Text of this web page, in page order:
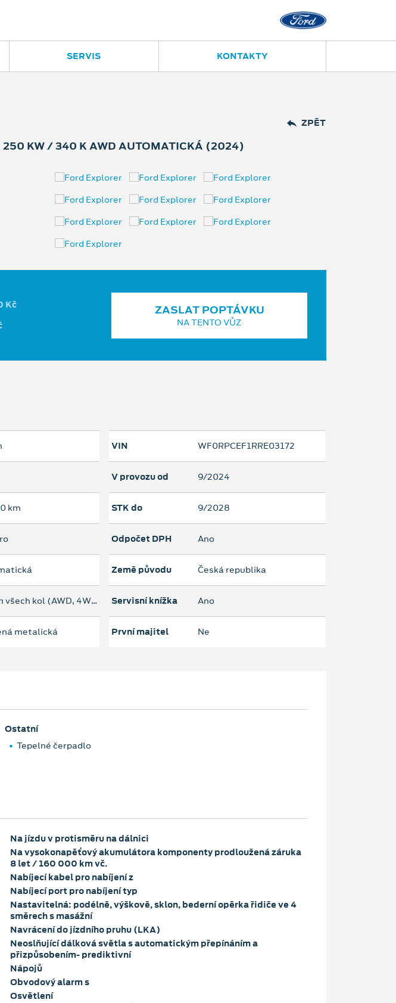
SERVIS KONTAKTY
ZPĚT
250 KW / 340 K AWD AUTOMATICKÁ (2024)
Kč
ZASLAT POPTÁVKU
NA TENTO VŮZ
km
Pohon všech kol (AWD, 4WD)
metalická
VIN WF0RPCEF1RRE03172
V provozu od 9/2024
STK do 9/2028
Odpočet DPH Ano
Země původu Česká republika
Servisní knížka Ano
První majitel Ne
Ostatní
Tepelné čerpadlo
Na jízdu v protisměru na dálnici
Na vysokonapěťový akumulátora komponenty prodloužená záruka
8 let / 160 000 km vč.
Nabíjecí kabel pro nabíjení z
Nabíjecí port pro nabíjení typ
Nastavitelná: podélně, výškově, sklon, bederní opěrka řidiče ve 4
směrech s masážní
Navrácení do jízdního pruhu (LKA)
Neoslňující dálková světla s automatickým přepínáním a
přizpůsobením- prediktivní
Nápojů
Obvodový alarm s
Osvětlení